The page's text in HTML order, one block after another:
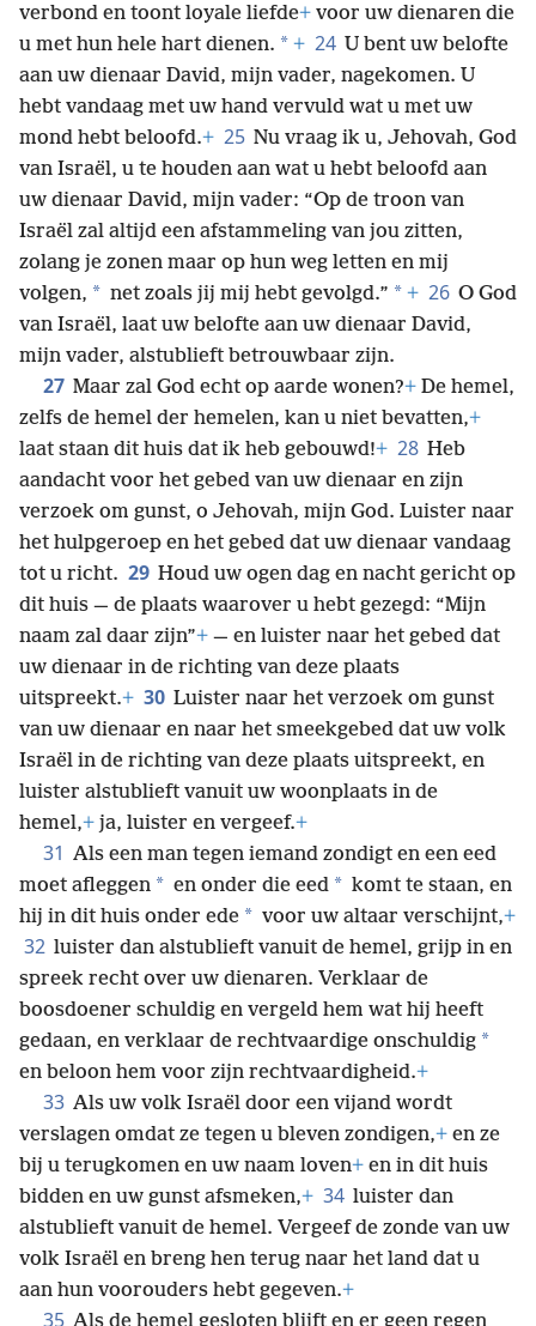
verbond en toont loyale liefde+ voor uw dienaren die
u met hun hele hart dienen. * + 24 U bent uw belofte
aan uw dienaar David, mijn vader, nagekomen. U
hebt vandaag met uw hand vervuld wat u met uw
mond hebt beloofd.+ 25 Nu vraag ik u, Jehovah, God
van Israël, u te houden aan wat u hebt beloofd aan
uw dienaar David, mijn vader: “Op de troon van
Israël zal altijd een afstammeling van jou zitten,
zolang je zonen maar op hun weg letten en mij
volgen, * net zoals jij mij hebt gevolgd.” * + 26 O God
van Israël, laat uw belofte aan uw dienaar David,
mijn vader, alstublieft betrouwbaar zijn.
27 Maar zal God echt op aarde wonen?+ De hemel,
zelfs de hemel der hemelen, kan u niet bevatten,+
laat staan dit huis dat ik heb gebouwd!+ 28 Heb
aandacht voor het gebed van uw dienaar en zijn
verzoek om gunst, o Jehovah, mijn God. Luister naar
het hulpgeroep en het gebed dat uw dienaar vandaag
tot u richt. 29 Houd uw ogen dag en nacht gericht op
dit huis — de plaats waarover u hebt gezegd: “Mijn
naam zal daar zijn”+ — en luister naar het gebed dat
uw dienaar in de richting van deze plaats
uitspreekt.+ 30 Luister naar het verzoek om gunst
van uw dienaar en naar het smeekgebed dat uw volk
Israël in de richting van deze plaats uitspreekt, en
luister alstublieft vanuit uw woonplaats in de
hemel,+ ja, luister en vergeef.+
31 Als een man tegen iemand zondigt en een eed
moet afleggen * en onder die eed * komt te staan, en
hij in dit huis onder ede * voor uw altaar verschijnt,+
32 luister dan alstublieft vanuit de hemel, grijp in en
spreek recht over uw dienaren. Verklaar de
boosdoener schuldig en vergeld hem wat hij heeft
gedaan, en verklaar de rechtvaardige onschuldig *
en beloon hem voor zijn rechtvaardigheid.+
33 Als uw volk Israël door een vijand wordt
verslagen omdat ze tegen u bleven zondigen,+ en ze
bij u terugkomen en uw naam loven+ en in dit huis
bidden en uw gunst afsmeken,+ 34 luister dan
alstublieft vanuit de hemel. Vergeef de zonde van uw
volk Israël en breng hen terug naar het land dat u
aan hun voorouders hebt gegeven.+
35